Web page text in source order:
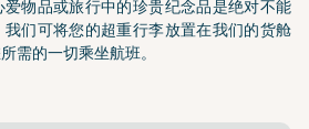
物品或旅行中的珍贵纪念品是绝对不能
们可将您的超重行李放置在我们的货舱
需的一切乘坐航班。